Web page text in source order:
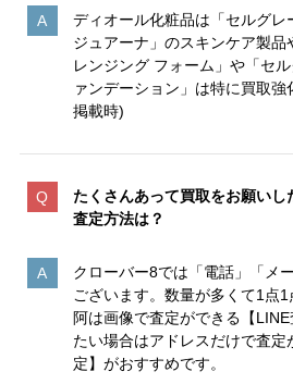
ディオール化粧品は「セルグレ
ジュアーナ」のスキンケア製品
レンジング フォーム」や「セ
ァンデーション」は特に買取
掲載時)
たくさんあって買取をお願いし
査定方法は？
クローバー8では「電話」「メ
ございます。数量が多くて1点
阿は画像で査定ができる【
たい場合はアドレスだけで査定
定】がおすすめです。